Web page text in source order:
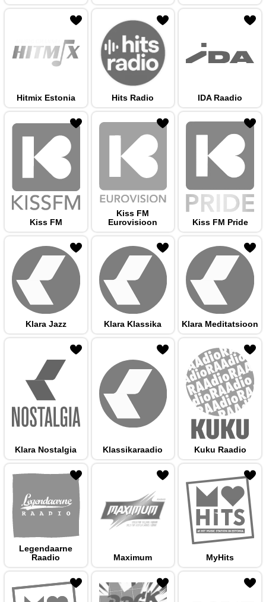
Hitmix Estonia Hits Radio IDA Raadio
Kiss FM
Kiss FM
Eurovisioon
Kiss FM Pride
Klara Jazz Klara Klassika Klara Meditatsioon
Klara Nostalgia Klassikaraadio Kuku Raadio
Legendaarne
Raadio
Maximum MyHits